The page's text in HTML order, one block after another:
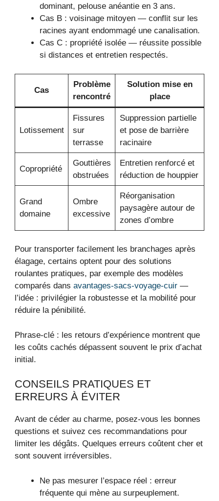
dominant, pelouse anéantie en 3 ans.
Cas B : voisinage mitoyen — conflit sur les
racines ayant endommagé une canalisation.
Cas C : propriété isolée — réussite possible
si distances et entretien respectés.
Cas
Problème
rencontré
Solution mise en
place
Lotissement
Fissures
sur
terrasse
Suppression partielle
et pose de barrière
racinaire
Copropriété
Gouttières
obstruées
Entretien renforcé et
réduction de houppier
Grand
domaine
Ombre
excessive
Réorganisation
paysagère autour de
zones d’ombre
Pour transporter facilement les branchages après
élagage, certains optent pour des solutions
roulantes pratiques, par exemple des modèles
comparés dans avantages-sacs-voyage-cuir —
l’idée : privilégier la robustesse et la mobilité pour
réduire la pénibilité.
Phrase-clé : les retours d’expérience montrent que
les coûts cachés dépassent souvent le prix d’achat
initial.
CONSEILS PRATIQUES ET
ERREURS À ÉVITER
Avant de céder au charme, posez-vous les bonnes
questions et suivez ces recommandations pour
limiter les dégâts. Quelques erreurs coûtent cher et
sont souvent irréversibles.
Ne pas mesurer l’espace réel : erreur
fréquente qui mène au surpeuplement.